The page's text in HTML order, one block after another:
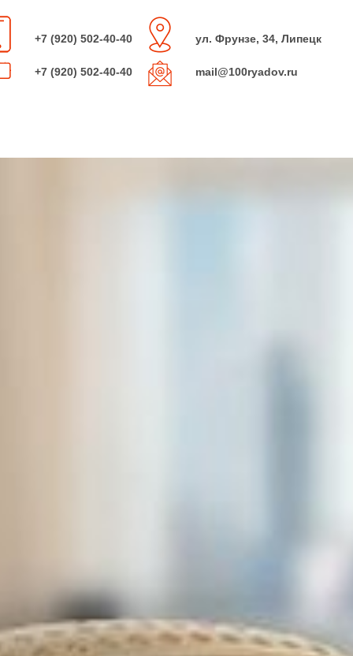
+7 (920) 502-40-40
+7 (920) 502-40-40
ул. Фрунзе, 34, Липецк
mail@100ryadov.ru